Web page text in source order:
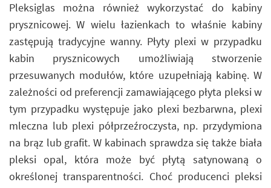
Pleksiglas można również wykorzystać do kabiny
prysznicowej. W wielu łazienkach to właśnie kabiny
zastępują tradycyjne wanny. Płyty plexi w przypadku
kabin prysznicowych umożliwiają stworzenie
przesuwanych modułów, które uzupełniają kabinę. W
zależności od preferencji zamawiającego płyta pleksi w
tym przypadku występuje jako plexi bezbarwna, plexi
mleczna lub plexi półprzeźroczysta, np. przydymiona
na brąz lub grafit. W kabinach sprawdza się także biała
pleksi opal, która może być płytą satynowaną o
określonej transparentności. Choć producenci pleksi